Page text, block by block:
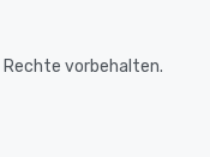
vorbehalten.